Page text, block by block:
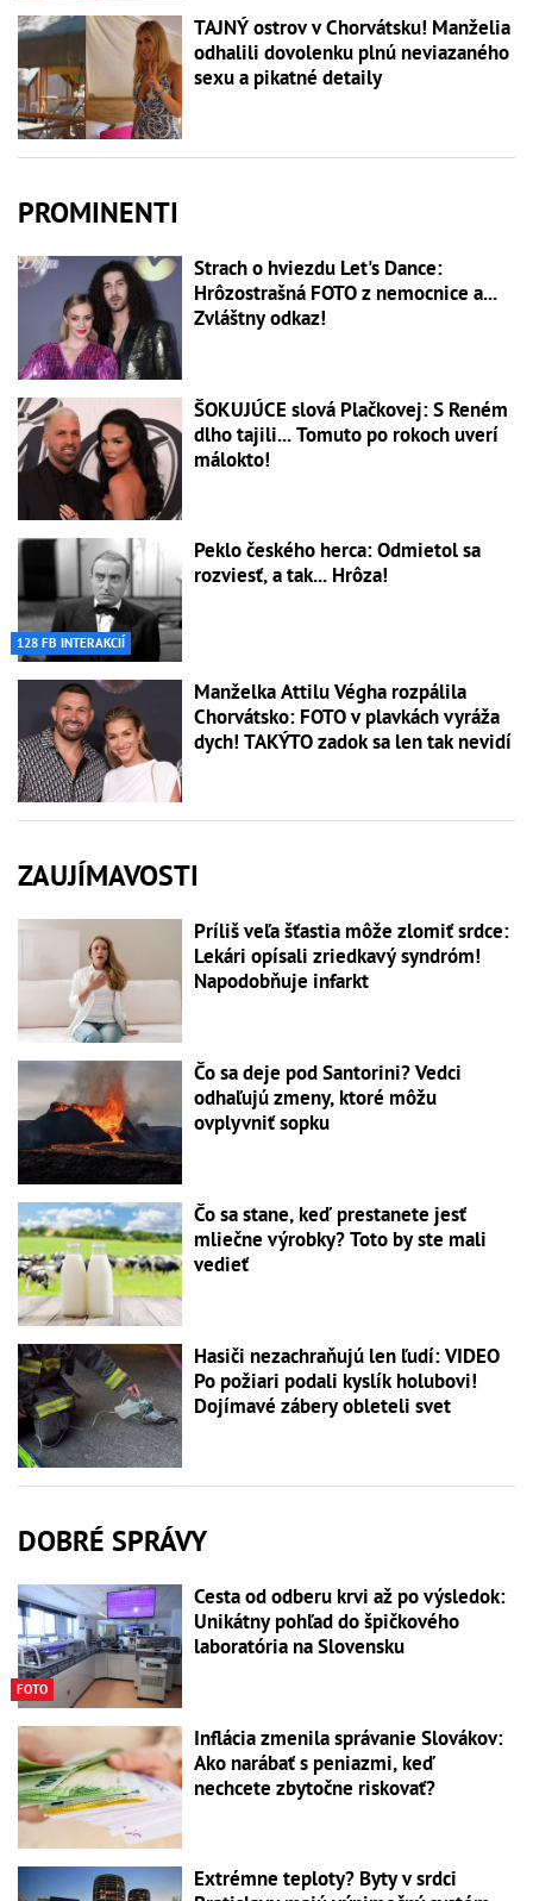
TAJNÝ ostrov v Chorvátsku! Manželia
odhalili dovolenku plnú neviazaného
sexu a pikatné detaily
PROMINENTI
Strach o hviezdu Let's Dance:
Hrôzostrašná FOTO z nemocnice a...
Zvláštny odkaz!
ŠOKUJÚCE slová Plačkovej: S Reném
dlho tajili... Tomuto po rokoch uverí
málokto!
128 FB INTERAKCIÍ
Peklo českého herca: Odmietol sa
rozviesť, a tak... Hrôza!
Manželka Attilu Végha rozpálila
Chorvátsko: FOTO v plavkách vyráža
dych! TAKÝTO zadok sa len tak nevidí
ZAUJÍMAVOSTI
Príliš veľa šťastia môže zlomiť srdce:
Lekári opísali zriedkavý syndróm!
Napodobňuje infarkt
Čo sa deje pod Santorini? Vedci
odhaľujú zmeny, ktoré môžu
ovplyvniť sopku
Čo sa stane, keď prestanete jesť
mliečne výrobky? Toto by ste mali
vedieť
Hasiči nezachraňujú len ľudí: VIDEO
Po požiari podali kyslík holubovi!
Dojímavé zábery obleteli svet
DOBRÉ SPRÁVY
FOTO
Cesta od odberu krvi až po výsledok:
Unikátny pohľad do špičkového
laboratória na Slovensku
Inflácia zmenila správanie Slovákov:
Ako narábať s peniazmi, keď
nechcete zbytočne riskovať?
Extrémne teploty? Byty v srdci